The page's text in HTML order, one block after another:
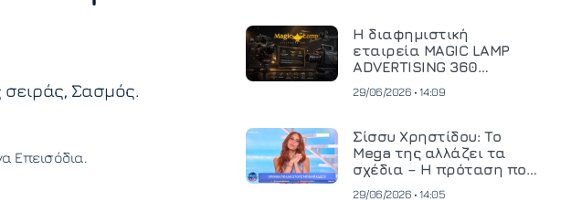
σειράς, Σασμός.
Επεισόδια
Η διαφημιστική
εταιρεία MAGIC LAMP
ADVERTISING 360
κινηματογραφική
και ανεβάζει τον πήχη
στην παραγωγή
οπτικοακουστικού
περιεχομένου
29/06/2026 • 14:09
Σίσσυ Χρηστίδου: Το
Mega της αλλάζει τα
σχέδια – Η πρόταση που
29/06/2026 • 14:05